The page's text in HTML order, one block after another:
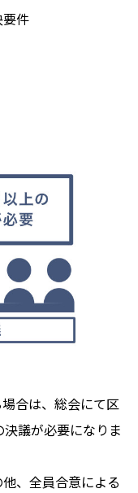
要件
合は、総会にて区
議が必要になりま
、全員合意による